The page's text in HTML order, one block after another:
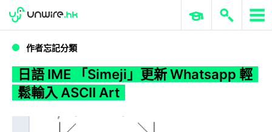
WWDC 2026 ERP 與商業 AI
作者忘記分類
日語 IME 「Simeji」更新 Whatsapp 輕
鬆輸入 ASCII Art